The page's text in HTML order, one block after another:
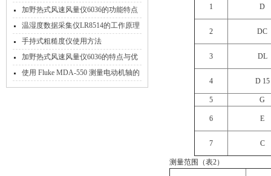
是怎样的
加野热式风速风量仪6036的功能特点
和检测工作流程
温湿度数据采集仪LR8514的工作原理
和功能特点
手持式粗糙度仪使用方法
加野热式风速风量仪6036的特点与优
势所在
使用 Fluke MDA-550 测量电动机轴的
电压放电
1 D
2 DC
3 DL
4 D 15
5 G
6 E
7 C
测量范围（表2）